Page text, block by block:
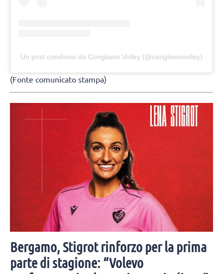
Un post condiviso da Corigliano Volley (@coriglianovolley)
(Fonte comunicato stampa)
Bergamo, Stigrot rinforzo per la prima
parte di stagione: “Volevo